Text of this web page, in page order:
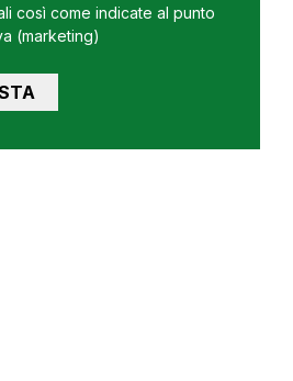
così come indicate al punto
(marketing)